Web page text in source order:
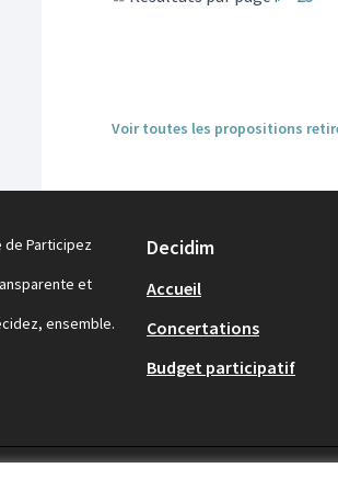
Voir toutes les propositions
de Participez
et
ensemble.
Decidim
Accueil
Concertations
Budget participatif